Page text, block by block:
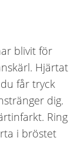
blivit för
Hjärtat
får tryck
dig.
Ring
i bröstet